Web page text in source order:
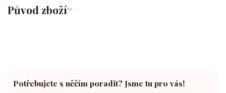
Původ zboží
Potřebujete s něčím poradit? Jsme tu pro vás!